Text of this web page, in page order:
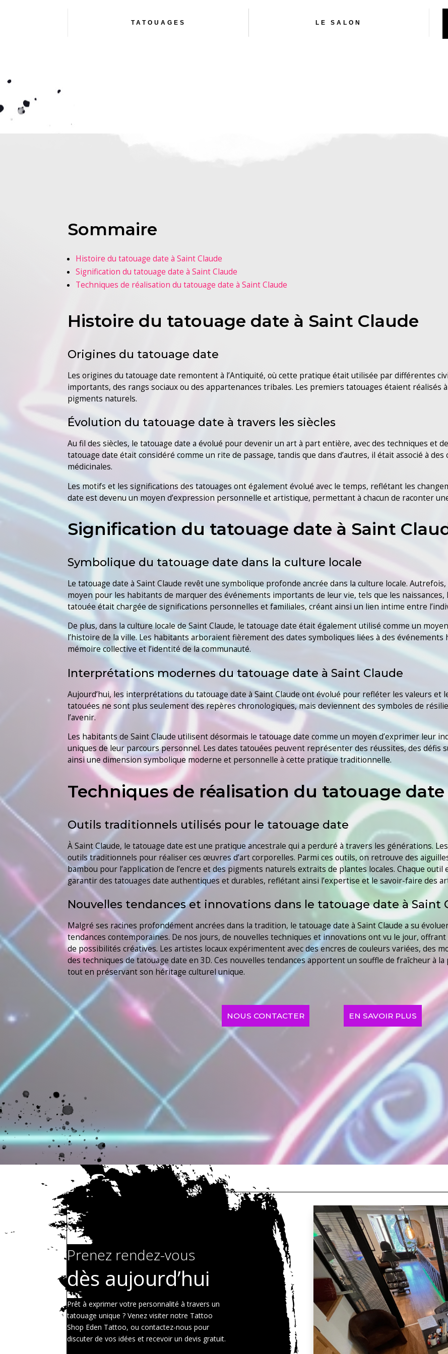
TATOUAGES LE SALON
Sommaire
Histoire du tatouage date à Saint Claude
Signification du tatouage date à Saint Claude
Techniques de réalisation du tatouage date à Saint Claude
Histoire du tatouage date à Saint Claude
Origines du tatouage date
Les origines du tatouage date remontent à l’Antiquité, où cette pratique était utilisée par différentes
importants, des rangs sociaux ou des appartenances tribales. Les premiers tatouages étaient réalisés à
pigments naturels.
Évolution du tatouage date à travers les siècles
Au fil des siècles, le tatouage date a évolué pour devenir un art à part entière, avec des techniques et
tatouage date était considéré comme un rite de passage, tandis que dans d’autres, il était associé à
médicinales.
Les motifs et les significations des tatouages ont également évolué avec le temps, reflétant les
date est devenu un moyen d’expression personnelle et artistique, permettant à chacun de raconter
Signification du tatouage date à Saint
Symbolique du tatouage date dans la culture locale
Le tatouage date à Saint Claude revêt une symbolique profonde ancrée dans la culture locale.
moyen pour les habitants de marquer des événements importants de leur vie, tels que les naissances,
tatouée était chargée de significations personnelles et familiales, créant ainsi un lien intime entre
De plus, dans la culture locale de Saint Claude, le tatouage date était également utilisé comme un
l’histoire de la ville. Les habitants arboraient fièrement des dates symboliques liées à des
mémoire collective et l’identité de la communauté.
Interprétations modernes du tatouage date à Saint Claude
Aujourd’hui, les interprétations du tatouage date à Saint Claude ont évolué pour refléter les valeurs et
tatouées ne sont plus seulement des repères chronologiques, mais deviennent des symboles de
l’avenir.
Les habitants de Saint Claude utilisent désormais le tatouage date comme un moyen d’exprimer leur
uniques de leur parcours personnel. Les dates tatouées peuvent représenter des réussites, des défis
ainsi une dimension symbolique moderne et personnelle à cette pratique traditionnelle.
Techniques de réalisation du tatouage
Outils traditionnels utilisés pour le tatouage date
À Saint Claude, le tatouage date est une pratique ancestrale qui a perduré à travers les générations.
outils traditionnels pour réaliser ces œuvres d’art corporelles. Parmi ces outils, on retrouve des
bambou pour l’application de l’encre et des pigments naturels extraits de plantes locales. Chaque
garantir des tatouages date authentiques et durables, reflétant ainsi l’expertise et le savoir-faire des
Nouvelles tendances et innovations dans le tatouage date à Saint
Malgré ses racines profondément ancrées dans la tradition, le tatouage date à Saint Claude a su
tendances contemporaines. De nos jours, de nouvelles techniques et innovations ont vu le jour,
de possibilités créatives. Les artistes locaux expérimentent avec des encres de couleurs variées, des
des techniques de tatouage date en 3D. Ces nouvelles tendances apportent un souffle de fraîcheur à
tout en préservant son héritage culturel unique.
NOUS CONTACTER EN SAVOIR PLUS
Prenez rendez-vous
dès aujourd’hui
Prêt à exprimer votre personnalité à travers un
tatouage unique ? Venez visiter notre Tattoo
Shop Eden Tattoo, ou contactez-nous pour
discuter de vos idées et recevoir un devis gratuit.